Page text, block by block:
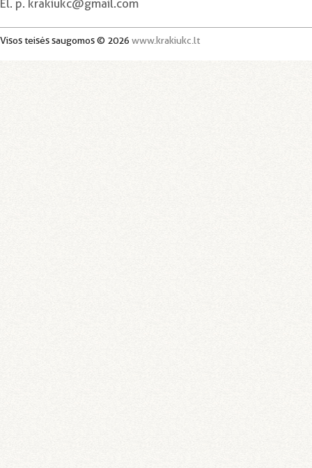
El. p. krakiukc@gmail.com
Visos teisės saugomos © 2026 www.krakiukc.lt